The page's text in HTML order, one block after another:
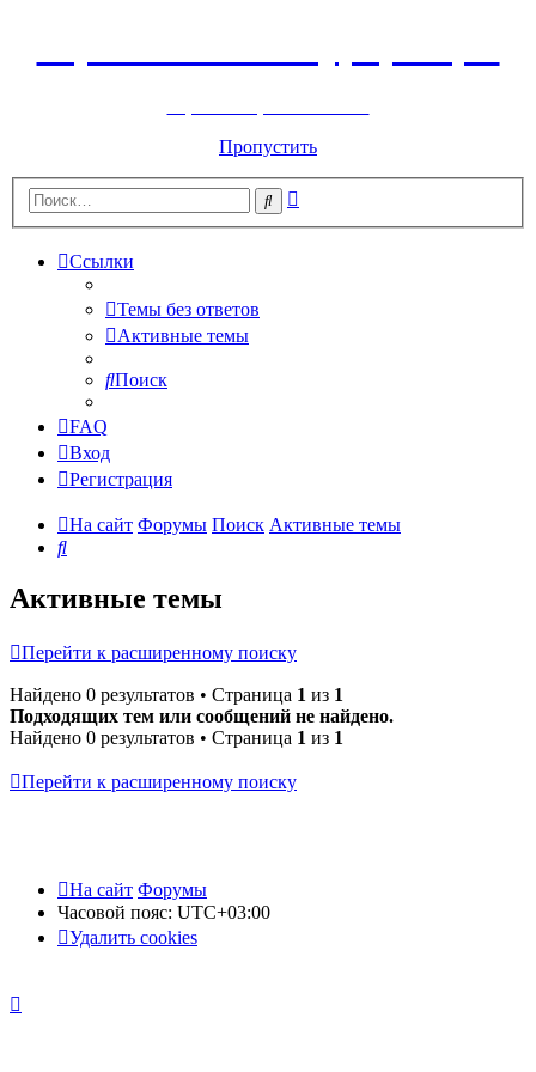
Пропустить
Поиск
Ссылки
Темы без ответов
Активные темы
Поиск
FAQ
Вход
Регистрация
На сайт Форумы Поиск Активные темы
Поиск
Активные темы
Перейти к расширенному поиску
Найдено 0 результатов • Страница 1 из 1
Подходящих тем или сообщений не найдено.
Найдено 0 результатов • Страница 1 из 1
Перейти к расширенному поиску
На сайт Форумы
Часовой пояс: UTC+03:00
Удалить cookies